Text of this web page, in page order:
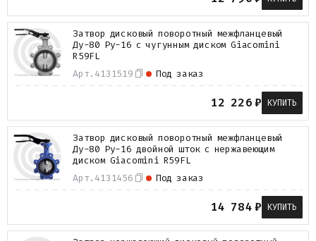
Арт. 4131519 Под заказ
Затвор дисковый поворотный межфланцевый
Ду-80 Ру-16 с чугунным диском Giacomini
R59FL
12 226₽ КУПИТЬ
Арт. 4131456 Под заказ
Затвор дисковый поворотный межфланцевый
Ду-80 Ру-16 двойной шток с нержавеющим
диском Giacomini R59FL
14 784₽ КУПИТЬ